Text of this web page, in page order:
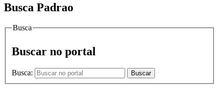
Busca Padrao
Busca
Buscar no portal
Busca: Buscar